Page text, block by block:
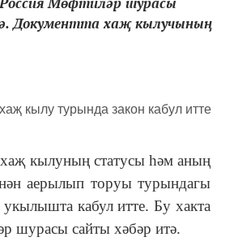
Документта хаҗ кылучының
кылуның статусы һәм аның
аерылып торуы турындагы
кабул итте. Бу хакта
шурасы сайты хәбәр итә.